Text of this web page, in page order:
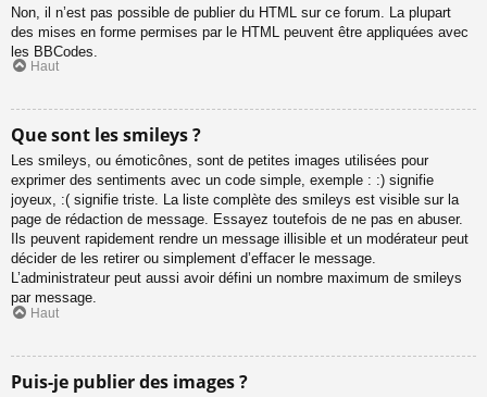
Non, il n’est pas possible de publier du HTML sur ce forum. La plupart
des mises en forme permises par le HTML peuvent être appliquées avec
les BBCodes.
Haut
Que sont les smileys ?
Les smileys, ou émoticônes, sont de petites images utilisées pour
exprimer des sentiments avec un code simple, exemple : :) signifie
joyeux, :( signifie triste. La liste complète des smileys est visible sur la
page de rédaction de message. Essayez toutefois de ne pas en abuser.
Ils peuvent rapidement rendre un message illisible et un modérateur peut
décider de les retirer ou simplement d’effacer le message.
L’administrateur peut aussi avoir défini un nombre maximum de smileys
par message.
Haut
Puis-je publier des images ?